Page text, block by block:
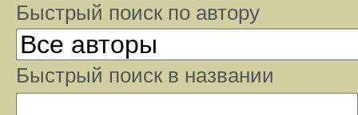
Быстрый поиcк по автору
Быстрый поиcк в названии